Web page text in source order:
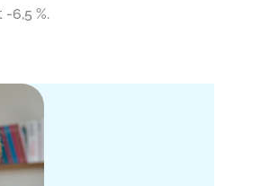
6,5 %.